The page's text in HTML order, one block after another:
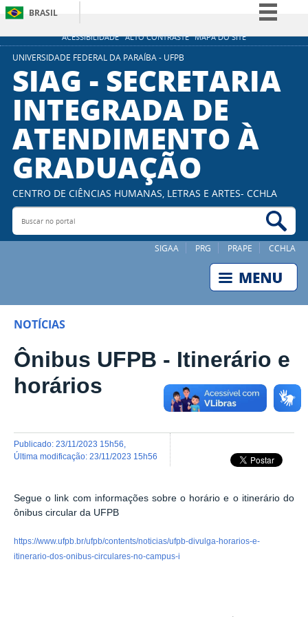
ACESSIBILIDADE ALTO CONTRASTE MAPA DO SITE
BRASIL
Simplifique!
Participe
Acesso à informação
Legislação
Canais
UNIVERSIDADE FEDERAL DA PARAÍBA - UFPB
SIAG - SECRETARIA
INTEGRADA DE
ATENDIMENTO À
GRADUAÇÃO
CENTRO DE CIÊNCIAS HUMANAS, LETRAS E ARTES- CCHLA
Buscar no portal
SIGAA PRG PRAPE CCHLA
NOTÍCIAS
Ônibus UFPB - Itinerário e
horários
publicado: 23/11/2023 15h56
última modificação: 23/11/2023 15h56
Segue o link com informações sobre o horário e o itinerário do
ônibus circular da UFPB
https://www.ufpb.br/ufpb/contents/noticias/ufpb-divulga-horarios-e-
itinerario-dos-onibus-circulares-no-campus-i